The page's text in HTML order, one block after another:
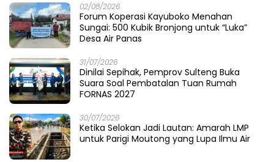
02/08/2026
Forum Koperasi Kayuboko Menahan
Sungai: 500 Kubik Bronjong untuk “Luka”
Desa Air Panas
31/07/2026
Dinilai Sepihak, Pemprov Sulteng Buka
Suara Soal Pembatalan Tuan Rumah
FORNAS 2027
30/07/2026
Ketika Selokan Jadi Lautan: Amarah LMP
untuk Parigi Moutong yang Lupa Ilmu Air